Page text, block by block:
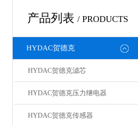
产品列表 / PRODUCTS
HYDAC贺德克
HYDAC贺德克滤芯
HYDAC贺德克压力继电器
HYDAC贺德克传感器